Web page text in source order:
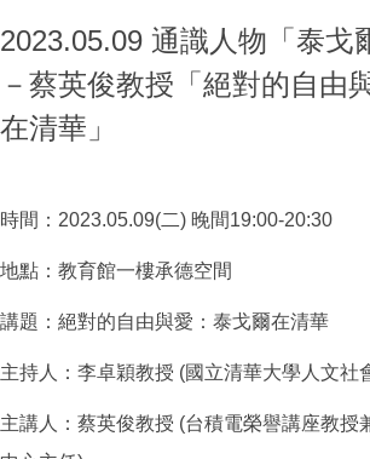
2023.05.09 通識人物「泰戈
－蔡英俊教授「絕對的自由
在清華」
時間：2023.05.09(二) 晚間19:00-20:30
地點：教育館一樓承德空間
講題：絕對的自由與愛：泰戈爾在清華
主持人：李卓穎教授 (國立清華大學人文社
主講人：蔡英俊教授 (台積電榮譽講座教授